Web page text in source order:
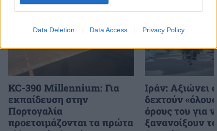
Data Deletion Data Access Privacy Policy
KC-390 Millennium: Για
εκπαίδευση στην
Πορτογαλία
προετοιμάζονται τα πρώτα
Ιράν: Αξιώνει
δεχτούν
όρους του για
ξανανοίξουν